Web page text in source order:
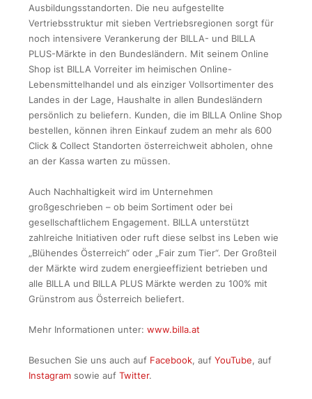
Ausbildungsstandorten. Die neu aufgestellte
Vertriebsstruktur mit sieben Vertriebsregionen sorgt für
noch intensivere Verankerung der BILLA- und BILLA
PLUS-Märkte in den Bundesländern. Mit seinem Online
Shop ist BILLA Vorreiter im heimischen Online-
Lebensmittelhandel und als einziger Vollsortimenter des
Landes in der Lage, Haushalte in allen Bundesländern
persönlich zu beliefern. Kunden, die im BILLA Online Shop
bestellen, können ihren Einkauf zudem an mehr als 600
Click & Collect Standorten österreichweit abholen, ohne
an der Kassa warten zu müssen.
Auch Nachhaltigkeit wird im Unternehmen
großgeschrieben – ob beim Sortiment oder bei
gesellschaftlichem Engagement. BILLA unterstützt
zahlreiche Initiativen oder ruft diese selbst ins Leben wie
„Blühendes Österreich“ oder „Fair zum Tier“. Der Großteil
der Märkte wird zudem energieeffizient betrieben und
alle BILLA und BILLA PLUS Märkte werden zu 100% mit
Grünstrom aus Österreich beliefert.
Mehr Informationen unter: www.billa.at
Besuchen Sie uns auch auf Facebook, auf YouTube, auf
Instagram sowie auf Twitter.